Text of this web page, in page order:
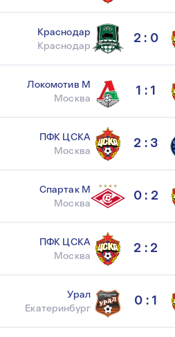
Краснодар
Краснодар
2 : 0
Локомотив М
Москва
1 : 1
ПФК ЦСКА
Москва
2 : 3
Спартак М
Москва
0 : 2
ПФК ЦСКА
Москва
2 : 2
Урал
Екатеринбург
0 : 1